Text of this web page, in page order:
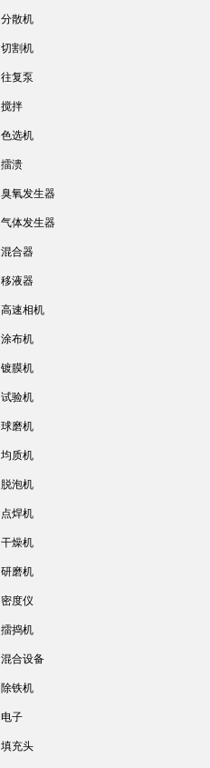
分散机
切割机
往复泵
搅拌
色选机
擂溃
臭氧发生器
气体发生器
混合器
移液器
高速相机
涂布机
镀膜机
试验机
球磨机
均质机
脱泡机
点焊机
干燥机
研磨机
密度仪
擂捣机
混合设备
除铁机
电子
填充头